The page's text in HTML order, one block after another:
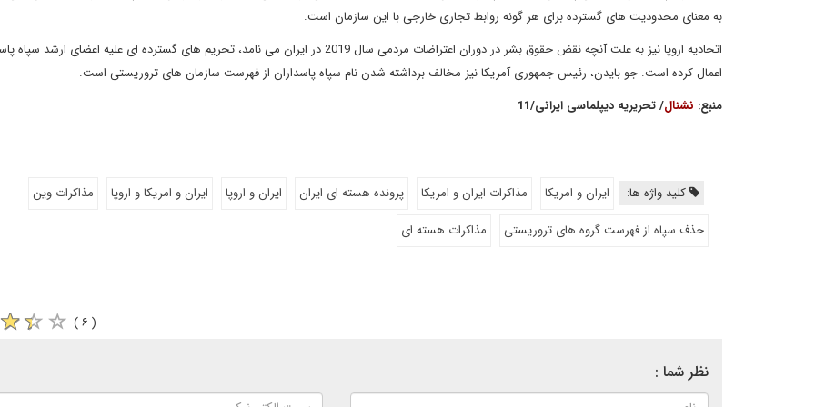
به معنای محدودیت های گسترده برای هر گونه روابط تجاری خارجی با این سازمان است.
اتحادیه اروپا نیز به علت آنچه نقض حقوق بشر در دوران اعتراضات مردمی سال 2019 در ایران می نامد، تحریم های گسترده ای علیه اعضای ارشد
اعمال کرده است. جو بایدن، رئیس جمهوری آمریکا نیز مخالف برداشته شدن نام سپاه پاسداران از فهرست سازمان های تروریستی است.
منبع: نشنال/ تحریریه دیپلماسی ایرانی/11
کلید واژه ها: ایران و امریکا مذاکرات ایران و امریکا پرونده هسته ای ایران ایران و اروپا ایران و امریکا و اروپا
مذاکرات وین
حذف سپاه از فهرست گروه های تروریستی
مذاکرات هسته ای
( ۶ )
نظر شما :